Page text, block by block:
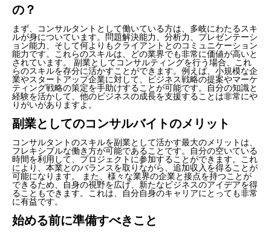
の？
まず、コンサルタントとして働いている方は、多岐にわたるスキ
ルが身についています。問題解決能力、分析力、プレゼンテーシ
ョン能力、そして何よりもクライアントとのコミュニケーション
能力です。これらのスキルは、どの業界でも非常に価値が高いと
されています。 副業としてコンサルティングを行う場合、これ
らのスキルを存分に活かすことができます。例えば、小規模な企
業やスタートアップ企業に対して、ビジネス戦略の提案やマーケ
ティング戦略の策定を手助けすることが可能です。自分の知識と
経験を活かして、他のビジネスの成長を支援することは非常にや
りがいがありますよ。
副業としてのコンサルバイトのメリット
コンサルタントのスキルを副業として活かす最大のメリットは、
フレキシブルな働き方が可能であることです。自分の空いている
時間を利用して、プロジェクトに参加することができます。これ
により、本業とのバランスを取りながら、追加収入を得ることが
可能になります。 また、様々な業界の企業と接点を持つことが
できるため、自身の視野を広げ、新たなビジネスのアイデアを得
ることもできます。これは、自分自身のキャリアにとっても非常
に有益です。
始める前に準備すべきこと